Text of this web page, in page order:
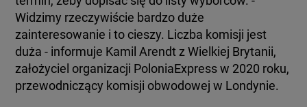
Widzimy rzeczywiście bardzo duże
zainteresowanie i to cieszy. Liczba komisji jest
duża - informuje Kamil Arendt z Wielkiej Brytanii,
założyciel organizacji PoloniaExpress w 2020 roku,
przewodniczący komisji obwodowej w Londynie.